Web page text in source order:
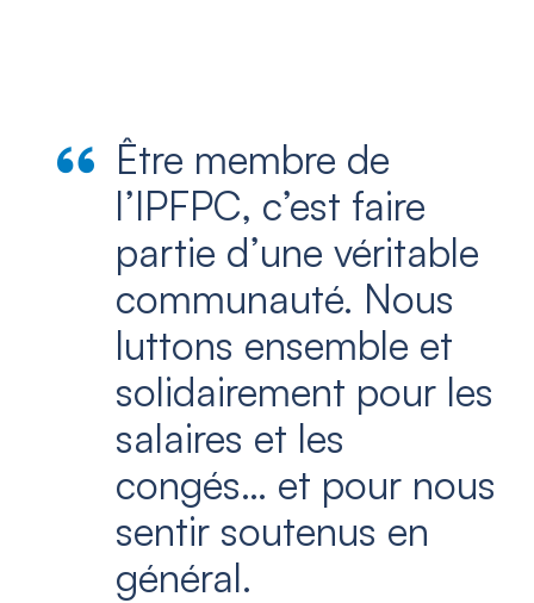
Être membre de
l’IPFPC, c’est faire
partie d’une véritable
communauté. Nous
luttons ensemble et
solidairement pour les
salaires et les
congés… et pour nous
sentir soutenus en
général.